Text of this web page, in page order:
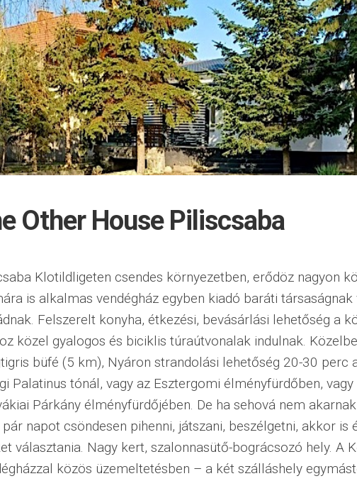
Other House Piliscsaba
Klotildligeten csendes környezetben, erődöz nagyon
is alkalmas vendégház egyben kiadó baráti társaságnak
Felszerelt konyha, étkezési, bevásárlási lehetőség a
közel gyalogos és biciklis túraútvonalak indulnak.
büfé (5 km), Nyáron strandolási lehetőség 20-30 perc
Palatinus tónál, vagy az Esztergomi élményfürdőben,
Párkány élményfürdőjében. De ha sehová nem
napot csöndesen pihenni, játszani, beszélgetni, akkor is
választania. Nagy kert, szalonnasütő-bográcsozó hely. A
közös üzemeltetésben – a két szálláshely